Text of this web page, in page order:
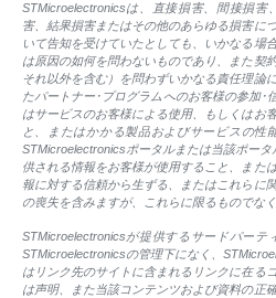
STMicroelectronicsは、直接損害、間接損
害、結果損害またはその他のあらゆる損害に
いて告知を受けていたとしても、いかなる場
は原因の如何を問わないものであり、また契
それ以外を含む）を問わずいかなる責任理論
たパートナー･プログラムへのお客様の参加･
はサービスのお客様による使用、もしくはお
と、またはかかる製品およびサービスの性
STMicroelectronicsポータルまたは当該ポー
供される情報をお客様が使用すること、また
報に対する信頼から生ずる、またはこれらに
の喪失を含みますが、これらに限るものでな
STMicroelectronicsが提供するサードパーテ
STMicroelectronicsの管理下になく、
はリンク先のサイトに含まれるリンクに在る
は声明、また当該コンテンツおよび資料の正